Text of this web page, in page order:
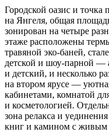
Городской оазис и
на Янгеля, общая
зонирован на четыре
этаже расположены
травяной эко-баней,
детской и шоу-парной —
и детский, и несколько
на втором ярусе —
кабинетами, комнатой
и косметологией.
зона релакса и
книг и камином с живым